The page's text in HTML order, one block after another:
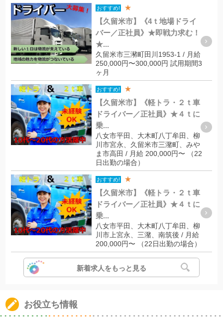
おすすめ! ★
【久留米市】《4ｔ地場ドライ
バー／正社員》★即戦力求む！
★...
久留米市三瀦町田川1953-1 / 月給
250,000円〜300,000円 試用期間3
ヶ月
おすすめ! ★
【久留米市】《軽トラ・２ｔ車
ドライバー／正社員》★４ｔに
乗...
八女市平田、大木町八丁牟田、柳
川市宮永、久留米市三潴町、みや
ま市高田 / 月給 200,000円〜 （22
日出勤の場合）
おすすめ! ★
【久留米市】《軽トラ・２ｔ車
ドライバー／正社員》★４ｔに
乗...
八女市平田、大木町八丁牟田、柳
川市上宮永、三潴、南筑後 / 月給
200,000円〜 （22日出勤の場合）
新着求人をもっと見る
お役立ち情報